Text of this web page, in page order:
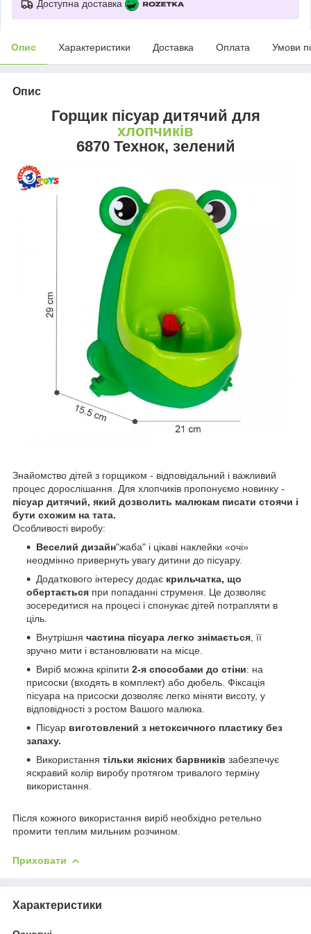
Доступна доставка
Опис Характеристики Доставка Оплата Умови
Опис
Горщик пісуар дитячий для
хлопчиків
6870 Технок, зелений
Знайомство дітей з горщиком - відповідальний і важливий
процес дорослішання. Для хлопчиків пропонуємо новинку -
пісуар дитячий, який дозволить малюкам писати стоячи і
бути схожим на тата.
Особливості виробу:
Веселий дизайн"жаба" і цікаві наклейки «очі»
неодмінно привернуть увагу дитини до пісуару.
Додаткового інтересу додає крильчатка, що
обертається при попаданні струменя. Це дозволяє
зосередитися на процесі і спонукає дітей потрапляти в
ціль.
Внутрішня частина пісуара легко знімається , її
зручно мити і встановлювати на місце.
Виріб можна кріпити 2-я способами до стіни: на
присоски (входять в комплект) або дюбель. Фіксація
пісуара на присоски дозволяє легко міняти висоту, у
відповідності з ростом Вашого малюка.
Пісуар виготовлений з нетоксичного пластику без
запаху.
Використання тільки якісних барвників забезпечує
яскравий колір виробу протягом тривалого терміну
використання.
Після кожного використання виріб необхідно ретельно
промити теплим мильним розчином.
Приховати
Характеристики